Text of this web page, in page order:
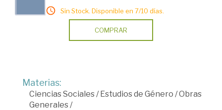
Sin Stock. Disponible en 7/10 días.
COMPRAR
Materias:
Ciencias Sociales /Estudios de Género /Obras
Generales /